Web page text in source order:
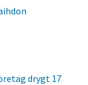
drygt 17